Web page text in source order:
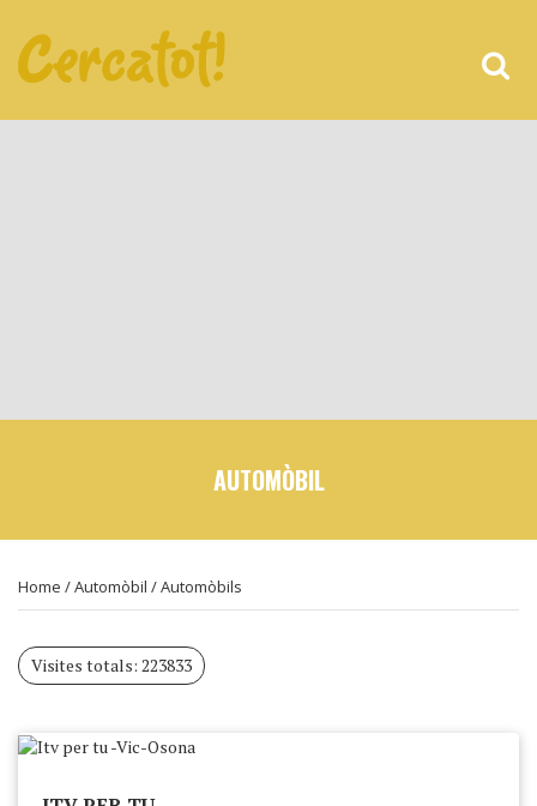
AUTOMÒBIL
Home /Automòbil /Automòbils
Visites totals: 223833